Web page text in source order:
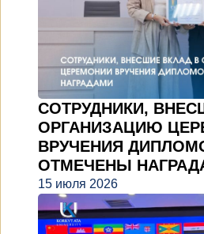
СОТРУДНИКИ,
ОРГАНИЗАЦИЮ
ВРУЧЕНИЯ
ОТМЕЧЕНЫ
15 июля 2026